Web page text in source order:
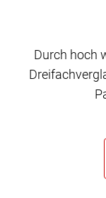
Durch hoch